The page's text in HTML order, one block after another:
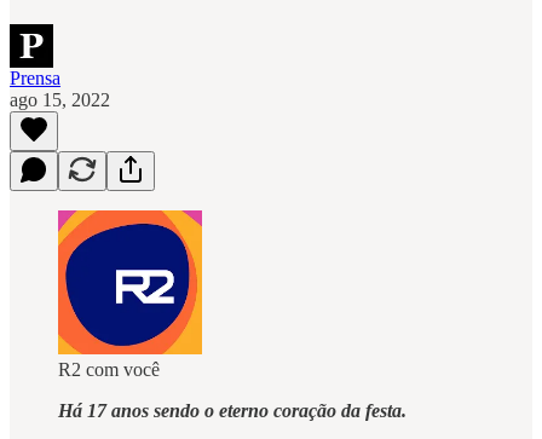
Prensa
ago 15, 2022
R2 com você
Há 17 anos sendo o eterno coração da festa.